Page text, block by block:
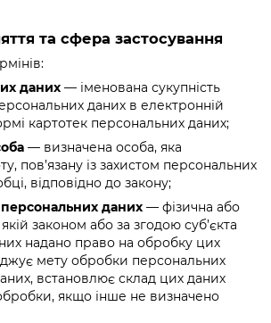
та сфера застосування
даних — іменована сукупність
даних в електронній
картотек персональних даних;
— визначена особа, яка
пов’язану із захистом персональних
відповідно до закону;
даних — фізична або
законом або за згодою суб’єкта
надано право на обробку цих
мету обробки персональних
встановлює склад цих даних
якщо інше не визначено